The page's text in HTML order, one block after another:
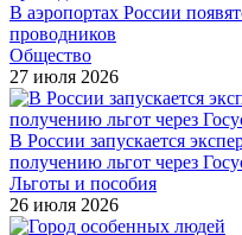
В аэропортах России
проводников
Общество
27 июля 2026
В России запускается
получению льгот через
Льготы и пособия
26 июля 2026